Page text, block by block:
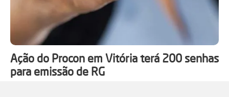
Ação do Procon em Vitória terá 200 senhas
para emissão de RG